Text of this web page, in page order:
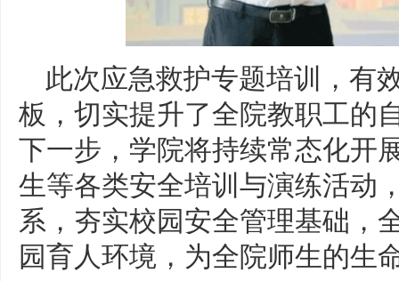
此次应急救护专题培训，有
板，切实提升了全院教职工的
下一步，学院将持续常态化开
生等各类安全培训与演练活动
系，夯实校园安全管理基础，
园育人环境，为全院师生的生